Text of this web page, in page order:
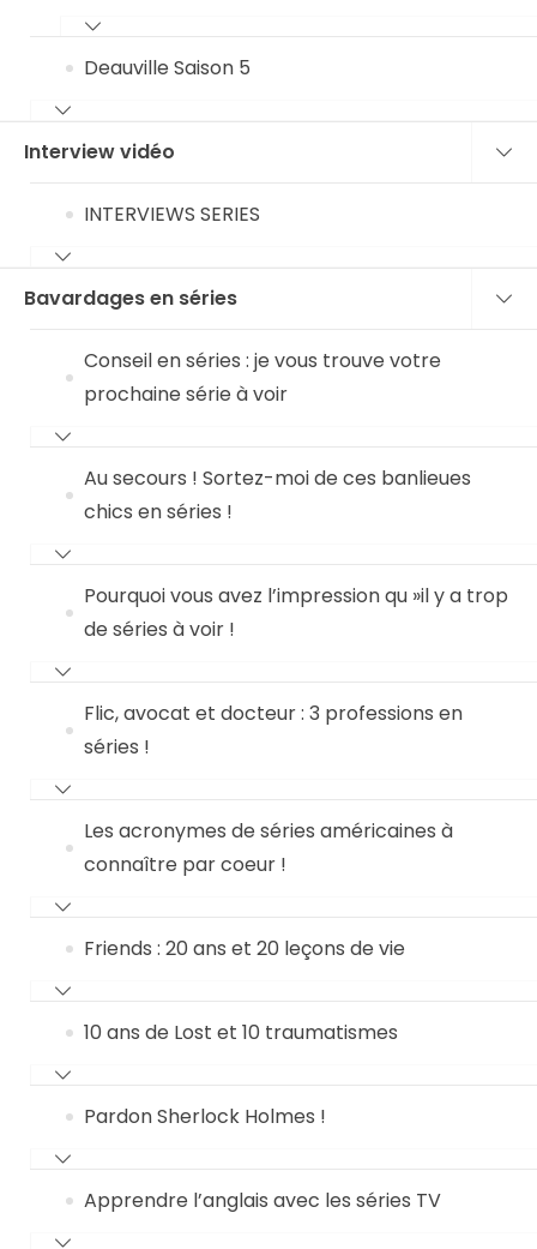
Deauville Saison 5
Interview vidéo
INTERVIEWS SERIES
Bavardages en séries
Conseil en séries : je vous trouve votre
prochaine série à voir
Au secours ! Sortez-moi de ces banlieues
chics en séries !
Pourquoi vous avez l’impression qu »il y a trop
de séries à voir !
Flic, avocat et docteur : 3 professions en
séries !
Les acronymes de séries américaines à
connaître par coeur !
Friends : 20 ans et 20 leçons de vie
10 ans de Lost et 10 traumatismes
Pardon Sherlock Holmes !
Apprendre l’anglais avec les séries TV